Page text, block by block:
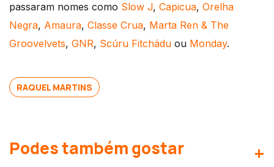
passaram nomes como Slow J, Capicua, Orelha
Negra, Amaura, Classe Crua, Marta Ren & The
Groovelvets, GNR, Scúru Fitchádu ou Monday.
RAQUEL MARTINS
Podes também gostar +